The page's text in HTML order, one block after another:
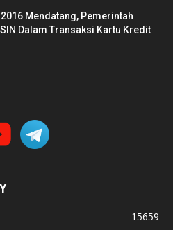
Mendatang, Pemerintah
Dalam Transaksi Kartu Kredit
15659